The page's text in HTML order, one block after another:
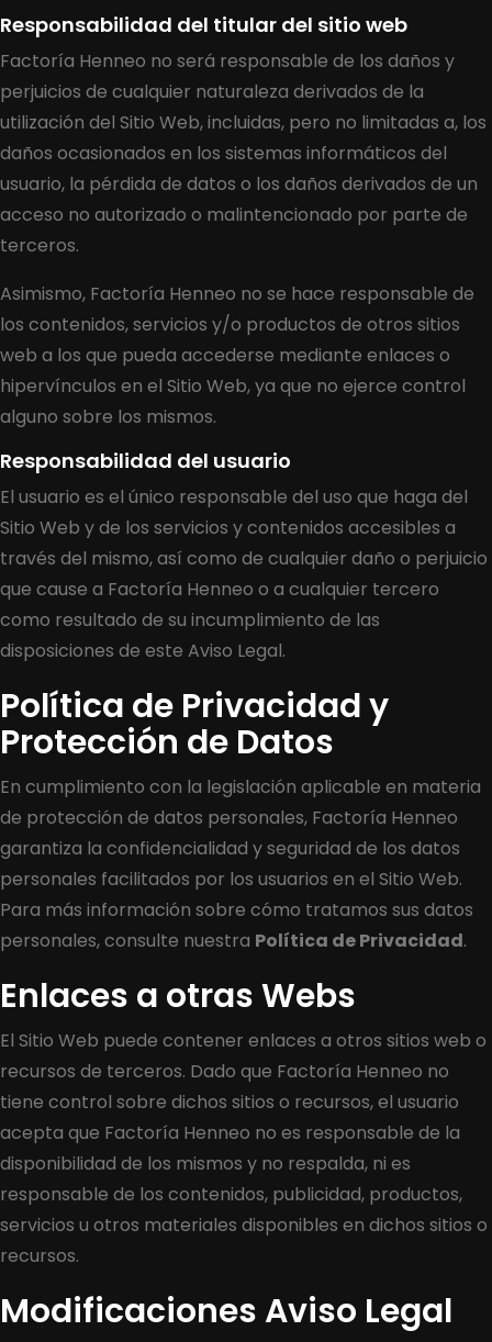
Responsabilidad del titular del sitio web
Factoría Henneo no será responsable de los daños y
perjuicios de cualquier naturaleza derivados de la
utilización del Sitio Web, incluidas, pero no limitadas a, los
daños ocasionados en los sistemas informáticos del
usuario, la pérdida de datos o los daños derivados de un
acceso no autorizado o malintencionado por parte de
terceros.
Asimismo, Factoría Henneo no se hace responsable de
los contenidos, servicios y/o productos de otros sitios
web a los que pueda accederse mediante enlaces o
hipervínculos en el Sitio Web, ya que no ejerce control
alguno sobre los mismos.
Responsabilidad del usuario
El usuario es el único responsable del uso que haga del
Sitio Web y de los servicios y contenidos accesibles a
través del mismo, así como de cualquier daño o perjuicio
que cause a Factoría Henneo o a cualquier tercero
como resultado de su incumplimiento de las
disposiciones de este Aviso Legal.
Política de Privacidad y
Protección de Datos
En cumplimiento con la legislación aplicable en materia
de protección de datos personales, Factoría Henneo
garantiza la confidencialidad y seguridad de los datos
personales facilitados por los usuarios en el Sitio Web.
Para más información sobre cómo tratamos sus datos
personales, consulte nuestra Política de Privacidad.
Enlaces a otras Webs
El Sitio Web puede contener enlaces a otros sitios web o
recursos de terceros. Dado que Factoría Henneo no
tiene control sobre dichos sitios o recursos, el usuario
acepta que Factoría Henneo no es responsable de la
disponibilidad de los mismos y no respalda, ni es
responsable de los contenidos, publicidad, productos,
servicios u otros materiales disponibles en dichos sitios o
recursos.
Modificaciones Aviso Legal